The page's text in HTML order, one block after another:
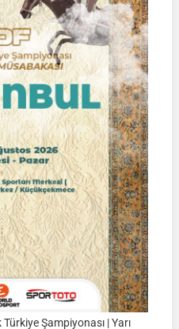
Şampiyonası | Yarı